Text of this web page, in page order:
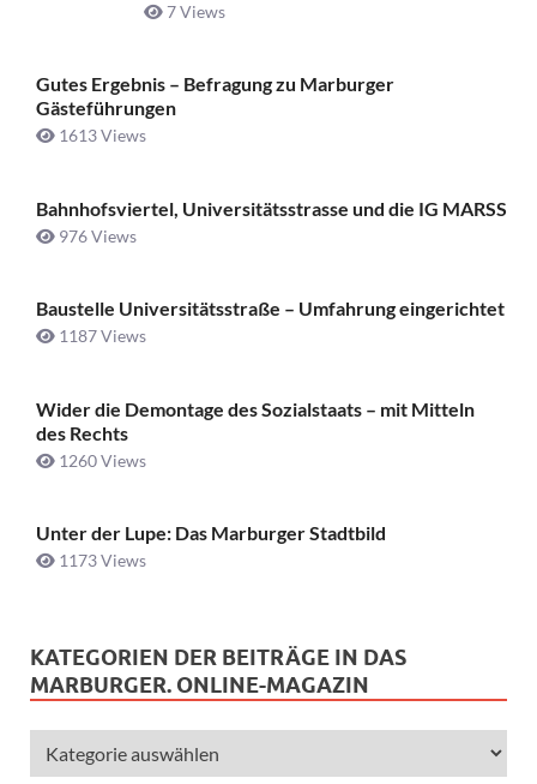
7 Views
Gutes Ergebnis – Befragung zu Marburger
Gästeführungen
1613 Views
Bahnhofsviertel, Universitätsstrasse und die IG MARSS
976 Views
Baustelle Universitätsstraße ­– Umfahrung eingerichtet
1187 Views
Wider die Demontage des Sozialstaats – mit Mitteln
des Rechts
1260 Views
Unter der Lupe: Das Marburger Stadtbild
1173 Views
KATEGORIEN DER BEITRÄGE IN DAS
MARBURGER. ONLINE-MAGAZIN